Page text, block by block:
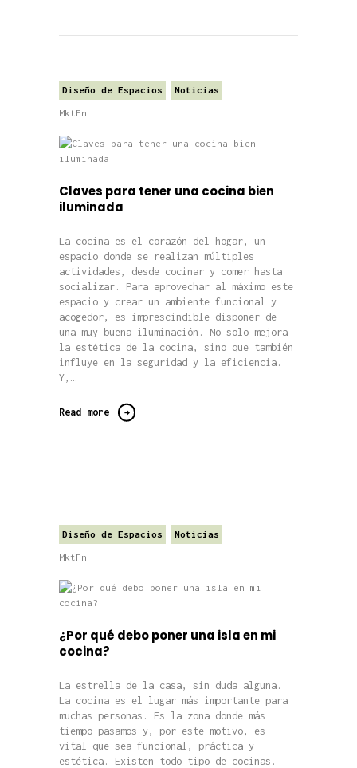
Diseño de Espacios Noticias
MktFn
Claves para tener una cocina bien
iluminada
La cocina es el corazón del hogar, un
espacio donde se realizan múltiples
actividades, desde cocinar y comer hasta
socializar. Para aprovechar al máximo este
espacio y crear un ambiente funcional y
acogedor, es imprescindible disponer de
una muy buena iluminación. No solo mejora
la estética de la cocina, sino que también
influye en la seguridad y la eficiencia.
Y,…
Read more
Diseño de Espacios Noticias
MktFn
¿Por qué debo poner una isla en mi
cocina?
La estrella de la casa, sin duda alguna.
La cocina es el lugar más importante para
muchas personas. Es la zona donde más
tiempo pasamos y, por este motivo, es
vital que sea funcional, práctica y
estética. Existen todo tipo de cocinas.